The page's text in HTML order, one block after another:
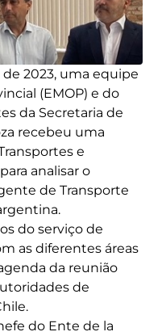
2023, uma equipe
(EMOP) e do
da Secretaria de
recebeu uma
e
analisar o
de Transporte
do serviço de
as diferentes áreas
da reunião
de
do Ente de la